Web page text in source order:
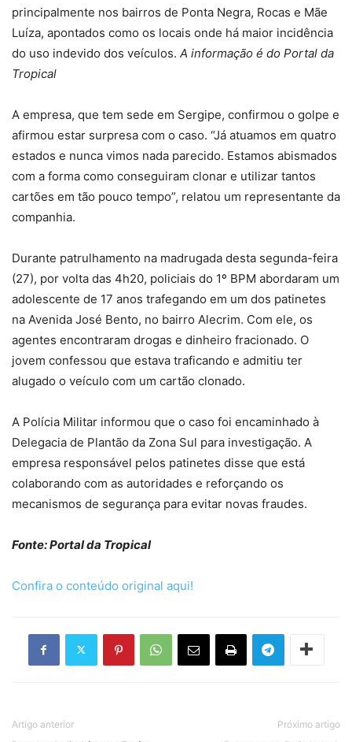
principalmente nos bairros de Ponta Negra, Rocas e Mãe
Luíza, apontados como os locais onde há maior incidência
do uso indevido dos veículos. A informação é do Portal da
Tropical
A empresa, que tem sede em Sergipe, confirmou o golpe e
afirmou estar surpresa com o caso. “Já atuamos em quatro
estados e nunca vimos nada parecido. Estamos abismados
com a forma como conseguiram clonar e utilizar tantos
cartões em tão pouco tempo”, relatou um representante da
companhia.
Durante patrulhamento na madrugada desta segunda-feira
(27), por volta das 4h20, policiais do 1º BPM abordaram um
adolescente de 17 anos trafegando em um dos patinetes
na Avenida José Bento, no bairro Alecrim. Com ele, os
agentes encontraram drogas e dinheiro fracionado. O
jovem confessou que estava traficando e admitiu ter
alugado o veículo com um cartão clonado.
A Polícia Militar informou que o caso foi encaminhado à
Delegacia de Plantão da Zona Sul para investigação. A
empresa responsável pelos patinetes disse que está
colaborando com as autoridades e reforçando os
mecanismos de segurança para evitar novas fraudes.
Fonte: Portal da Tropical
Confira o conteúdo original aqui!
Artigo anterior Próximo artigo